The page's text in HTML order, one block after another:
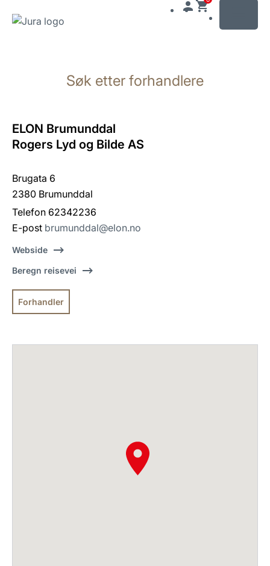
søk
Søk etter forhandlere
ELON Brumunddal
Rogers Lyd og Bilde AS
Brugata 6
2380 Brumunddal
Telefon 62342236
E-post brumunddal@elon.no
Webside
Beregn reisevei
Forhandler